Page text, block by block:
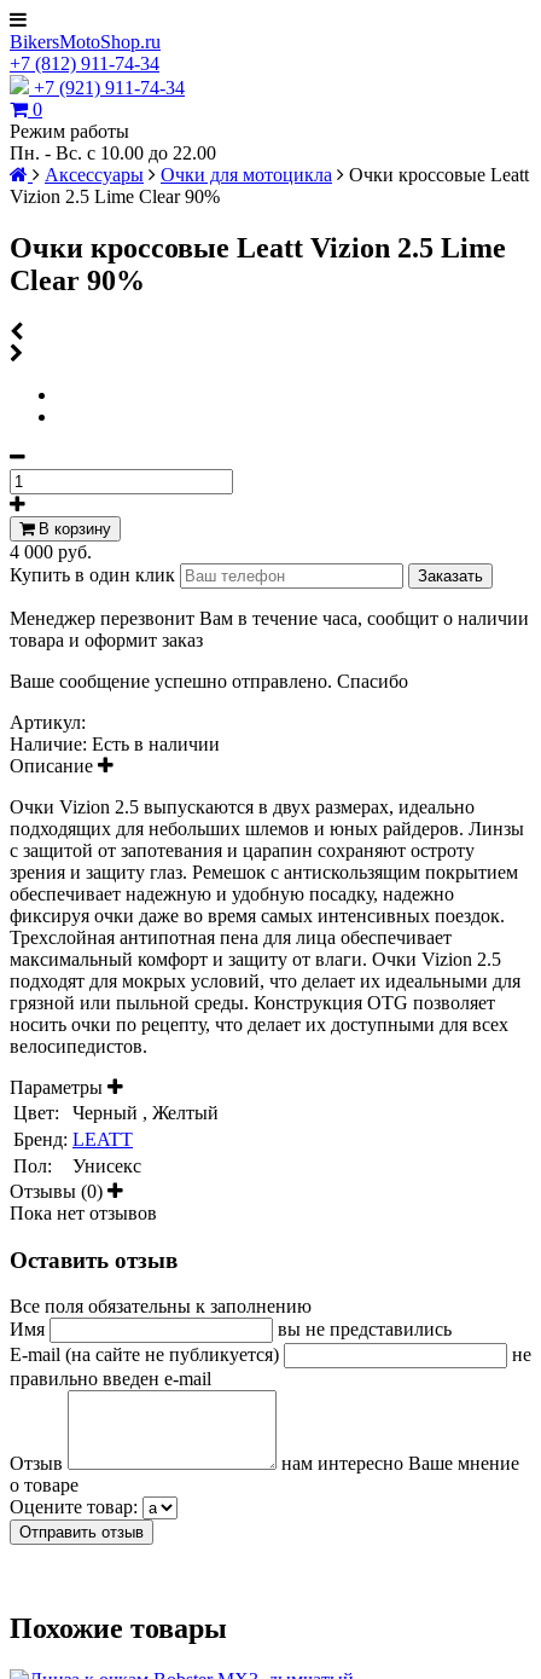
BikersMotoShop.ru
+7 (812) 911-74-34
+7 (921) 911-74-34
0
Режим работы
Пн. - Вс. с 10.00 до 22.00
Аксессуары
Очки для мотоцикла
Очки кроссовые Leatt
Vizion 2.5 Lime Clear 90%
Очки кроссовые Leatt Vizion 2.5 Lime
Clear 90%
В корзину
4 000 руб.
Купить в один клик
Менеджер перезвонит Вам в течение часа, сообщит о наличии
товара и оформит заказ
Ваше сообщение успешно отправлено. Спасибо
Артикул:
Наличие: Есть в наличии
Описание
Очки Vizion 2.5 выпускаются в двух размерах, идеально
подходящих для небольших шлемов и юных райдеров. Линзы
с защитой от запотевания и царапин сохраняют остроту
зрения и защиту глаз. Ремешок с антискользящим покрытием
обеспечивает надежную и удобную посадку, надежно
фиксируя очки даже во время самых интенсивных поездок.
Трехслойная антипотная пена для лица обеспечивает
максимальный комфорт и защиту от влаги. Очки Vizion 2.5
подходят для мокрых условий, что делает их идеальными для
грязной или пыльной среды. Конструкция OTG позволяет
носить очки по рецепту, что делает их доступными для всех
велосипедистов.
Параметры
Цвет:
Черный , Желтый
Бренд: LEATT
Пол:
Унисекс
Отзывы (0)
Пока нет отзывов
Оставить отзыв
Все поля обязательны к заполнению
Имя
вы не представились
E-mail (на сайте не публикуется)
не
правильно введен e-mail
Отзыв
нам интересно Ваше мнение
о товаре
Оцените товар:
Похожие товары